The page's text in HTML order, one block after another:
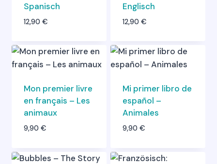
Spanisch
12,90 €
Englisch
12,90 €
Mon premier livre
en français – Les
animaux
9,90 €
Mi primer libro de
español –
Animales
9,90 €